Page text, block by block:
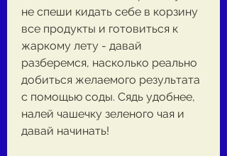
не спеши кидать себе в корзину
все продукты и готовиться к
жаркому лету - давай
разберемся, насколько реально
добиться желаемого результата
с помощью соды. Сядь удобнее,
налей чашечку зеленого чая и
давай начинать!